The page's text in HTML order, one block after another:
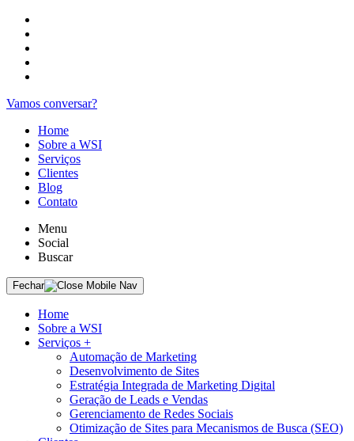
Vamos conversar?
Home
Sobre a WSI
Serviços
Clientes
Blog
Contato
Menu
Social
Buscar
Fechar
Home
Sobre a WSI
Serviços +
Automação de Marketing
Desenvolvimento de Sites
Estratégia Integrada de Marketing Digital
Geração de Leads e Vendas
Gerenciamento de Redes Sociais
Otimização de Sites para Mecanismos de Busca (SEO)